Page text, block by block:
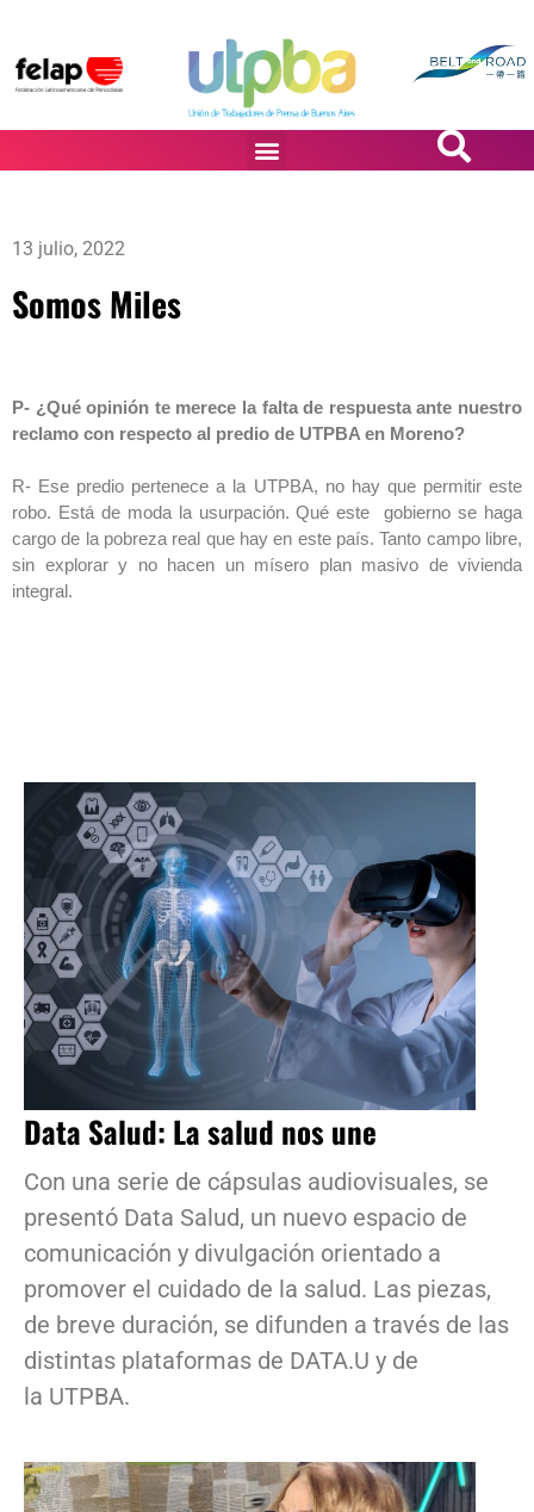
13 julio, 2022
Somos Miles
P- ¿Qué opinión te merece la falta de respuesta ante nuestro
reclamo con respecto al predio de UTPBA en Moreno?
R- Ese predio pertenece a la UTPBA, no hay que permitir este
robo. Está de moda la usurpación. Qué este gobierno se haga
cargo de la pobreza real que hay en este país. Tanto campo libre,
sin explorar y no hacen un mísero plan masivo de vivienda
integral.
Data Salud: La salud nos une
Con una serie de cápsulas audiovisuales, se
presentó Data Salud, un nuevo espacio de
comunicación y divulgación orientado a
promover el cuidado de la salud. Las piezas,
de breve duración, se difunden a través de las
distintas plataformas de DATA.U y de
la UTPBA.